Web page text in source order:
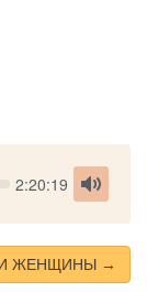
Current
time
2:20:19
Toggle
ЖЕНЩИНЫ →